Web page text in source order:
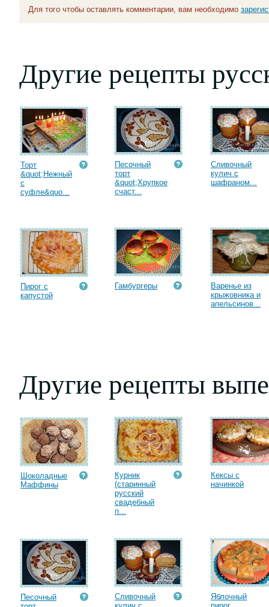
Для того чтобы оставлять комментарии, вам необходимо
Другие рецепты
Торт
&quot;Нежный
с
суфле&quo...
Песочный
торт
&quot;Хрупкое
счаст...
Сливочный
кулич с
шафраном...
Пирог с
капустой
Гамбургеры
Варенье из
крыжовника и
апельсинов...
Другие рецепты
Шоколадные
Маффины
Курник
(старинный
русский
свадебный
п...
Кексы с
начинкой
Песочный
Сливочный
Яблочный